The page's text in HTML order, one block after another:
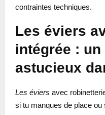
contraintes techniques.
Les éviers
intégrée :
astucieux
Les éviers avec
si tu manques de place